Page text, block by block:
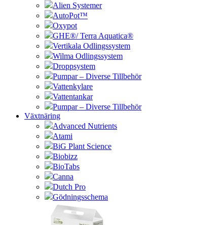
Alien Systemer
AutoPot™
Oxypot
GHE®/ Terra Aquatica®
Vertikala Odlingssystem
Wilma Odlingssystem
Droppsystem
Pumpar – Diverse Tillbehör
Vattenkylare
Vattentankar
Pumpar – Diverse Tillbehör
Växtnäring
Advanced Nutrients
Atami
BiG Plant Science
Biobizz
BioTabs
Canna
Dutch Pro
Gödningsschema